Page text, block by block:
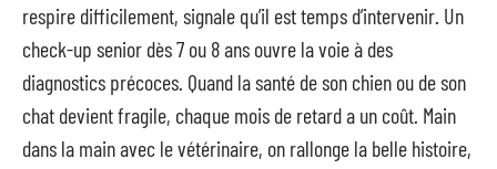
respire difficilement, signale qu’il est temps d’intervenir. Un
check-up senior dès 7 ou 8 ans ouvre la voie à des
diagnostics précoces. Quand la santé de son chien ou de son
chat devient fragile, chaque mois de retard a un coût. Main
dans la main avec le vétérinaire, on rallonge la belle histoire,